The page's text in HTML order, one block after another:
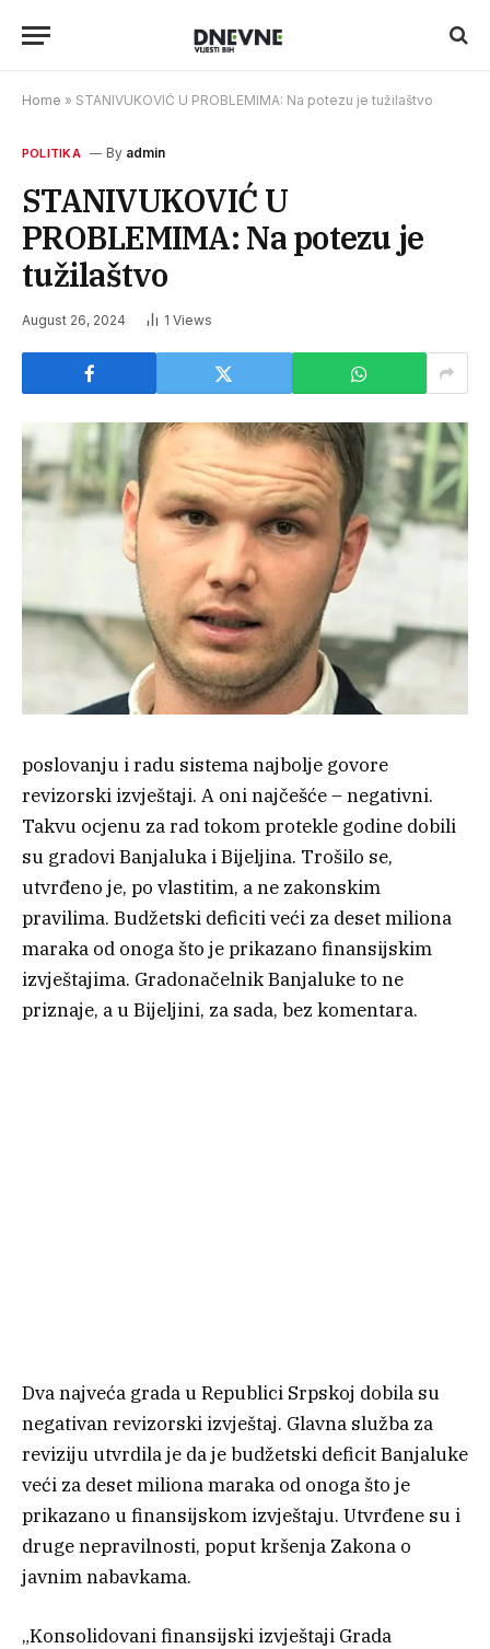
Home » STANIVUKOVIĆ U PROBLEMIMA: Na potezu je tužilaštvo
POLITIKA By admin
STANIVUKOVIĆ U
PROBLEMIMA: Na potezu je
tužilaštvo
August 26, 2024 1 Views
poslovanju i radu sistema najbolje govore
revizorski izvještaji. A oni najčešće – negativni.
Takvu ocjenu za rad tokom protekle godine dobili
su gradovi Banjaluka i Bijeljina. Trošilo se,
utvrđeno je, po vlastitim, a ne zakonskim
pravilima. Budžetski deficiti veći za deset miliona
maraka od onoga što je prikazano finansijskim
izvještajima. Gradonačelnik Banjaluke to ne
priznaje, a u Bijeljini, za sada, bez komentara.
Dva najveća grada u Republici Srpskoj dobila su
negativan revizorski izvještaj. Glavna služba za
reviziju utvrdila je da je budžetski deficit Banjaluke
veći za deset miliona maraka od onoga što je
prikazano u finansijskom izvještaju. Utvrđene su i
druge nepravilnosti, poput kršenja Zakona o
javnim nabavkama.
„Konsolidovani finansijski izvještaji Grada